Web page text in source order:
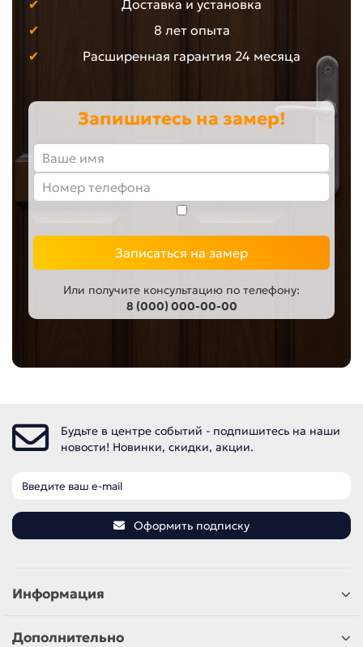
Доставка и установка
8 лет опыта
Расширенная гарантия 24 месяца
Запишитесь на замер!
Записаться на замер
Или получите консультацию по телефону:
8 (000) 000-00-00
Будьте в центре событий - подпишитесь на наши
новости! Новинки, скидки, акции.
Оформить подписку
Информация
Дополнительно